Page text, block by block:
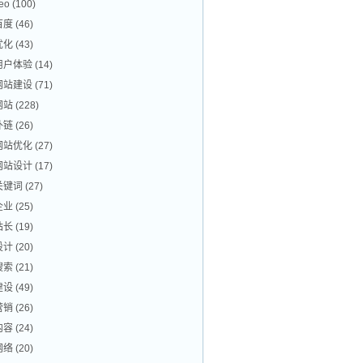
(100)
度 (46)
化 (43)
户体验 (14)
站建设 (71)
站 (228)
链 (26)
站优化 (27)
站设计 (17)
键词 (27)
业 (25)
长 (19)
计 (20)
索 (21)
设 (49)
销 (26)
容 (24)
络 (20)